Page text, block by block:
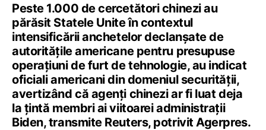
Peste 1.000 de cercetători chinezi au
părăsit Statele Unite în contextul
intensificării anchetelor declanşate de
autorităţile americane pentru presupuse
operaţiuni de furt de tehnologie, au indicat
oficiali americani din domeniul securităţii,
avertizând că agenţi chinezi ar fi luat deja
la ţintă membri ai viitoarei administraţii
Biden, transmite Reuters, potrivit Agerpres.